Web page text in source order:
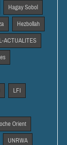
Hagay Sobol
Hezbollah
ACTUALITES
LFI
Orient
UNRWA